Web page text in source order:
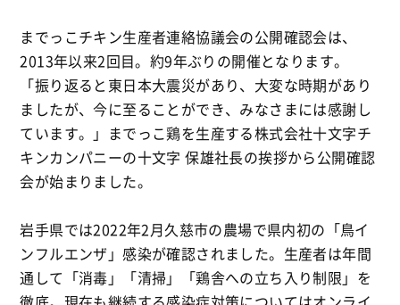
までっこチキン生産者連絡協議会の公開確認会は、
2013年以来2回目。約9年ぶりの開催となります。
「振り返ると東日本大震災があり、大変な時期があり
ましたが、今に至ることができ、みなさまには感謝し
ています。」までっこ鶏を生産する株式会社十文字チ
キンカンパニーの十文字 保雄社長の挨拶から公開確認
会が始まりました。
岩手県では2022年2月久慈市の農場で県内初の「鳥イ
ンフルエンザ」感染が確認されました。生産者は年間
通して「消毒」「清掃」「鶏舎への立ち入り制限」を